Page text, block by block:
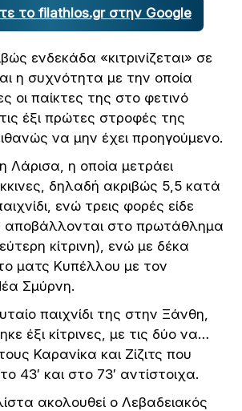
το filathlos.gr στην Google
ενδεκάδα «κιτρινίζεται» σε
η συχνότητα με την οποία
οι παίκτες της στο φετινό
έξι πρώτες στροφές της
να μην έχει προηγούμενο.
Λάρισα, η οποία μετράει
δηλαδή ακριβώς 5,5 κατά
ενώ τρεις φορές είδε
αποβάλλονται στο πρωτάθλημα
κίτρινη), ενώ με δέκα
ματς Κυπέλλου με τον
Σμύρνη.
παιχνίδι της στην Ξάνθη,
έξι κίτρινες, με τις δύο να…
Καρανίκα και Ζίζιτς που
43′ και στο 73′ αντίστοιχα.
ακολουθεί ο Λεβαδειακός